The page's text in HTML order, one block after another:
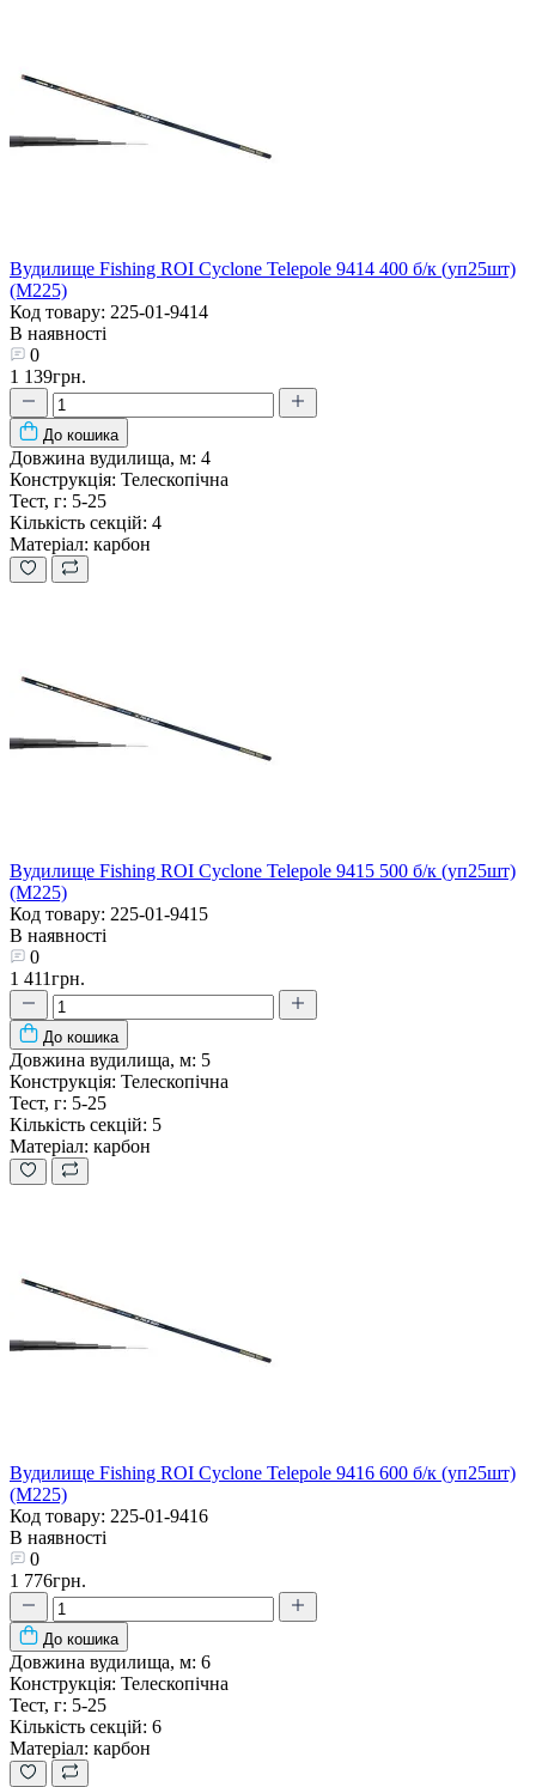
Вудилище Fishing ROI Cyclone Telepole 9414 400 б/к (уп25шт)
(M225)
Код товару: 225-01-9414
В наявності
0
1 139грн.
До кошика
Довжина вудилища, м: 4
Конструкція: Телескопічна
Тест, г: 5-25
Кількість секцій: 4
Матеріал: карбон
Вудилище Fishing ROI Cyclone Telepole 9415 500 б/к (уп25шт)
(M225)
Код товару: 225-01-9415
В наявності
0
1 411грн.
До кошика
Довжина вудилища, м: 5
Конструкція: Телескопічна
Тест, г: 5-25
Кількість секцій: 5
Матеріал: карбон
Вудилище Fishing ROI Cyclone Telepole 9416 600 б/к (уп25шт)
(M225)
Код товару: 225-01-9416
В наявності
0
1 776грн.
До кошика
Довжина вудилища, м: 6
Конструкція: Телескопічна
Тест, г: 5-25
Кількість секцій: 6
Матеріал: карбон